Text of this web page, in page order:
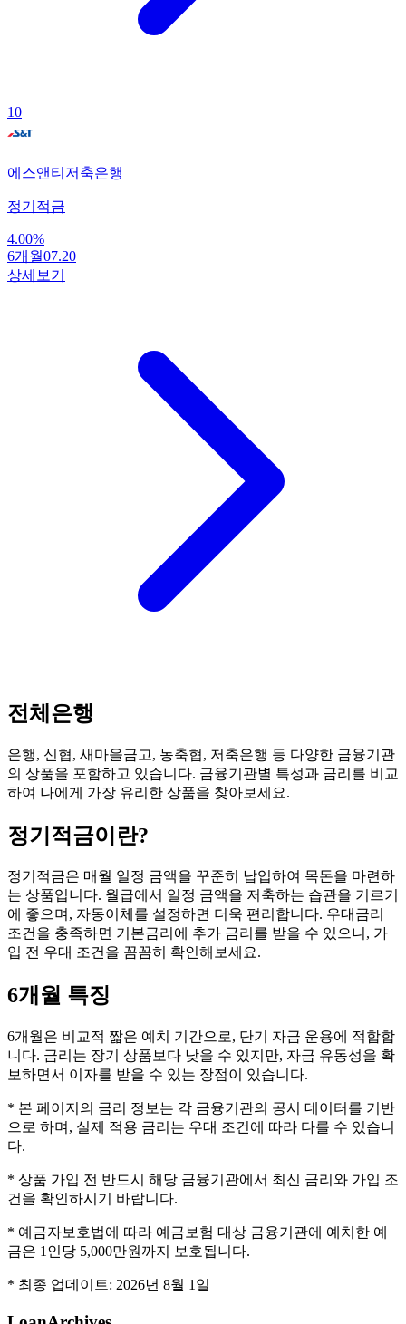
10
에스앤티저축은행
정기적금
4.00%
6개월07.20
상세보기
전체은행
은행, 신협, 새마을금고, 농축협, 저축은행 등 다양한 금융기관
의 상품을 포함하고 있습니다. 금융기관별 특성과 금리를 비교
하여 나에게 가장 유리한 상품을 찾아보세요.
정기적금이란?
정기적금은 매월 일정 금액을 꾸준히 납입하여 목돈을 마련하
는 상품입니다. 월급에서 일정 금액을 저축하는 습관을 기르기
에 좋으며, 자동이체를 설정하면 더욱 편리합니다. 우대금리
조건을 충족하면 기본금리에 추가 금리를 받을 수 있으니, 가
입 전 우대 조건을 꼼꼼히 확인해보세요.
6개월 특징
6개월은 비교적 짧은 예치 기간으로, 단기 자금 운용에 적합합
니다. 금리는 장기 상품보다 낮을 수 있지만, 자금 유동성을 확
보하면서 이자를 받을 수 있는 장점이 있습니다.
* 본 페이지의 금리 정보는 각 금융기관의 공시 데이터를 기반
으로 하며, 실제 적용 금리는 우대 조건에 따라 다를 수 있습니
다.
* 상품 가입 전 반드시 해당 금융기관에서 최신 금리와 가입 조
건을 확인하시기 바랍니다.
* 예금자보호법에 따라 예금보험 대상 금융기관에 예치한 예
금은 1인당 5,000만원까지 보호됩니다.
* 최종 업데이트: 2026년 8월 1일